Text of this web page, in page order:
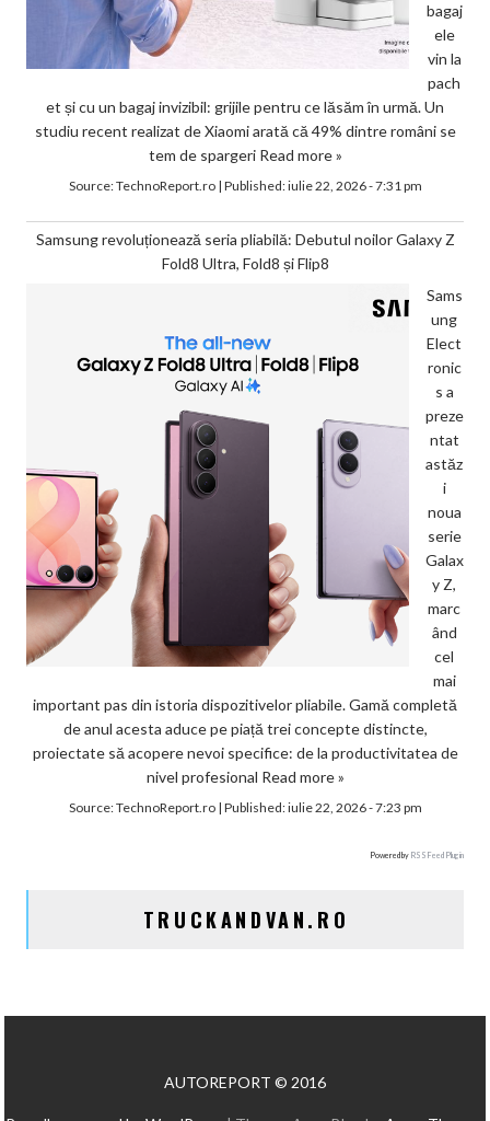
bagaj
ele
vin la
pach
et și cu un bagaj invizibil: grijile pentru ce lăsăm în urmă. Un
studiu recent realizat de Xiaomi arată că 49% dintre români se
tem de spargeri Read more »
Source:TechnoReport.ro| Published:iulie 22, 2026 - 7:31 pm
Samsung revoluționează seria pliabilă: Debutul noilor Galaxy Z
Fold8 Ultra, Fold8 și Flip8
Sams
ung
Elect
ronic
s a
preze
ntat
astăz
i
noua
serie
Galax
y Z,
marc
ând
cel
mai
important pas din istoria dispozitivelor pliabile. Gamă completă
de anul acesta aduce pe piață trei concepte distincte,
proiectate să acopere nevoi specifice: de la productivitatea de
nivel profesional Read more »
Source:TechnoReport.ro| Published:iulie 22, 2026 - 7:23 pm
Powered by RSS Feed Plugin
TRUCKANDVAN.RO
AUTOREPORT © 2016